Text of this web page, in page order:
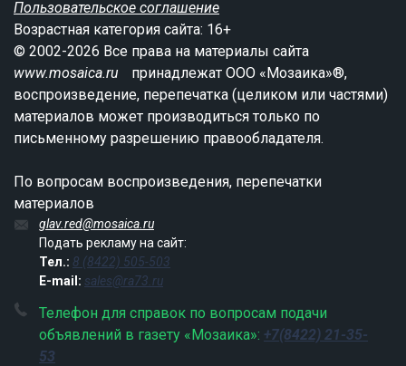
Пользовательское соглашение
Возрастная категория сайта: 16+
© 2002-2026 Все права на материалы сайта
www.mosaica.ru
принадлежат ООО «Мозаика»®,
воспроизведение, перепечатка (целиком или частями)
материалов может производиться только по
письменному разрешению правообладателя.
По вопросам воспроизведения, перепечатки
материалов
glav.red@mosaica.ru
Подать рекламу на сайт:
Тел.: 8 (8422) 505-503
E-mail: sales@ra73.ru
Телефон для справок по вопросам подачи
объявлений в газету «Мозаика»: +7(8422) 21-35-
53